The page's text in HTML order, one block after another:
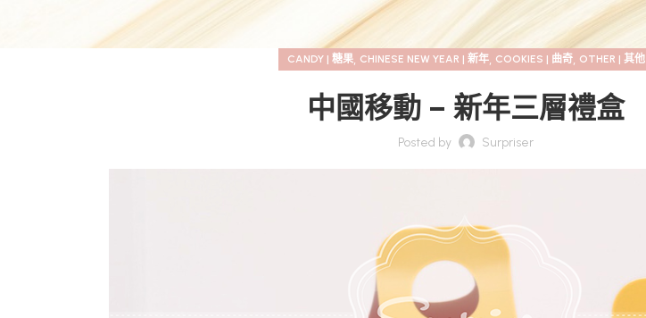
CANDY | 糖果, CHINESE NEW YEAR | 新年, COOKIES | 曲奇, OTHER | 其他
中國移動 – 新年三層禮盒
Posted by Surpriser